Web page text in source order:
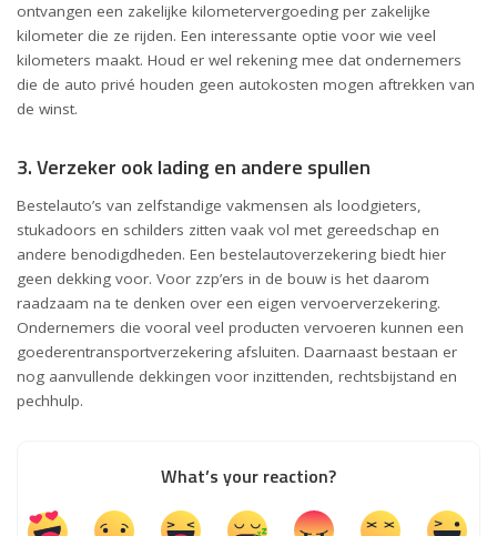
ontvangen een zakelijke kilometervergoeding per zakelijke
kilometer die ze rijden. Een interessante optie voor wie veel
kilometers maakt. Houd er wel rekening mee dat ondernemers
die de auto privé houden geen autokosten mogen aftrekken van
de winst.
3. Verzeker ook lading en andere spullen
Bestelauto’s van zelfstandige vakmensen als loodgieters,
stukadoors en schilders zitten vaak vol met gereedschap en
andere benodigdheden. Een bestelautoverzekering biedt hier
geen dekking voor. Voor zzp’ers in de bouw is het daarom
raadzaam na te denken over een eigen vervoerverzekering.
Ondernemers die vooral veel producten vervoeren kunnen een
goederentransportverzekering afsluiten. Daarnaast bestaan er
nog aanvullende dekkingen voor inzittenden, rechtsbijstand en
pechhulp.
What’s your reaction?